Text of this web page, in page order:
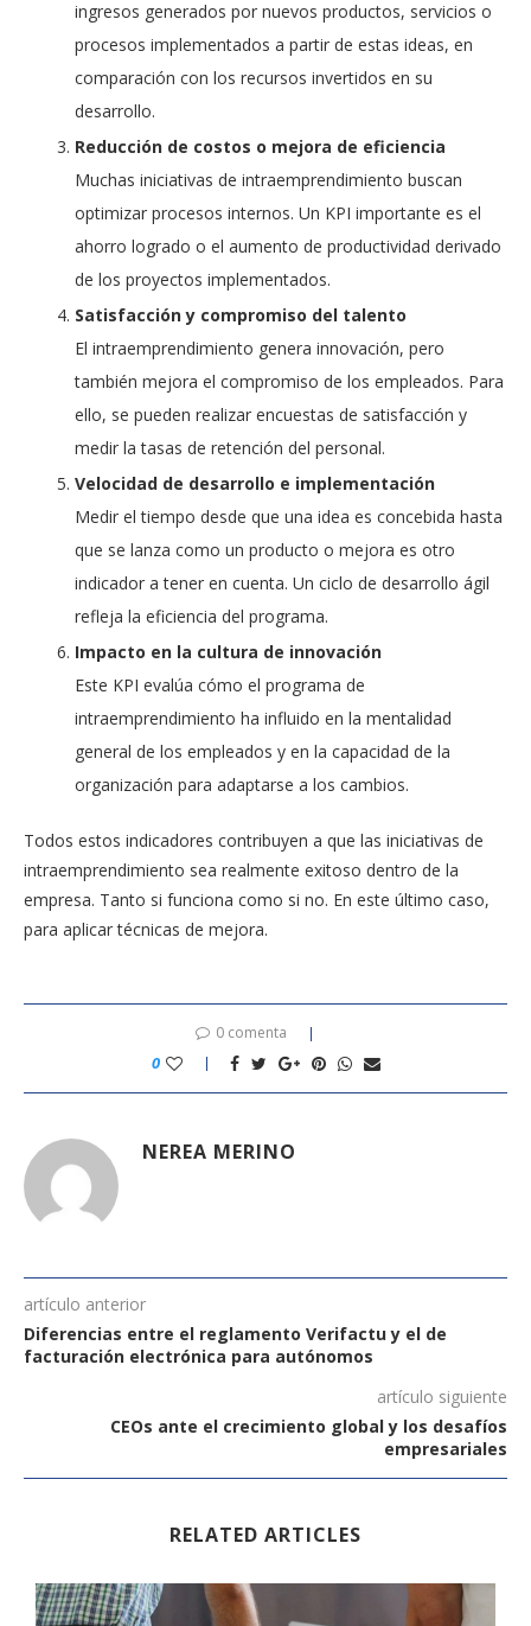
ingresos generados por nuevos productos, servicios o
procesos implementados a partir de estas ideas, en
comparación con los recursos invertidos en su
desarrollo.
Reducción de costos o mejora de eficiencia
Muchas iniciativas de intraemprendimiento buscan
optimizar procesos internos. Un KPI importante es el
ahorro logrado o el aumento de productividad derivado
de los proyectos implementados.
Satisfacción y compromiso del talento
El intraemprendimiento genera innovación, pero
también mejora el compromiso de los empleados. Para
ello, se pueden realizar encuestas de satisfacción y
medir la tasas de retención del personal.
Velocidad de desarrollo e implementación
Medir el tiempo desde que una idea es concebida hasta
que se lanza como un producto o mejora es otro
indicador a tener en cuenta. Un ciclo de desarrollo ágil
refleja la eficiencia del programa.
Impacto en la cultura de innovación
Este KPI evalúa cómo el programa de
intraemprendimiento ha influido en la mentalidad
general de los empleados y en la capacidad de la
organización para adaptarse a los cambios.
Todos estos indicadores contribuyen a que las iniciativas de
intraemprendimiento sea realmente exitoso dentro de la
empresa. Tanto si funciona como si no. En este último caso,
para aplicar técnicas de mejora.
0 comenta
0
NEREA MERINO
artículo anterior
Diferencias entre el reglamento Verifactu y el de
facturación electrónica para autónomos
artículo siguiente
CEOs ante el crecimiento global y los desafíos
empresariales
RELATED ARTICLES